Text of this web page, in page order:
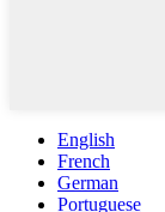
English
French
German
Portuguese